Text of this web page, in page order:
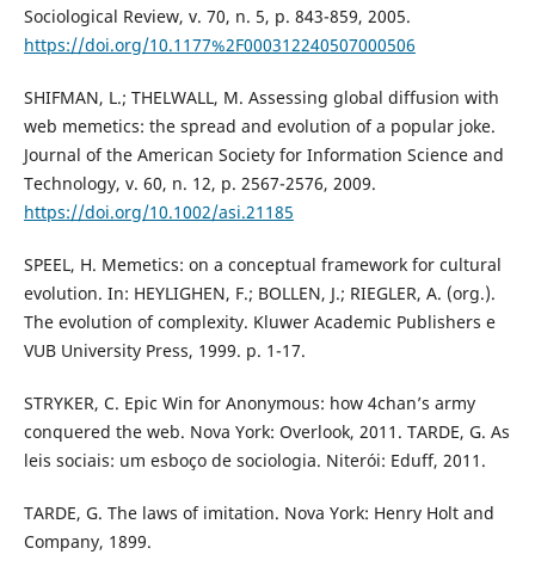
Sociological Review, v. 70, n. 5, p. 843-859, 2005.
https://doi.org/10.1177%2F000312240507000506
SHIFMAN, L.; THELWALL, M. Assessing global diffusion with
web memetics: the spread and evolution of a popular joke.
Journal of the American Society for Information Science and
Technology, v. 60, n. 12, p. 2567-2576, 2009.
https://doi.org/10.1002/asi.21185
SPEEL, H. Memetics: on a conceptual framework for cultural
evolution. In: HEYLIGHEN, F.; BOLLEN, J.; RIEGLER, A. (org.).
The evolution of complexity. Kluwer Academic Publishers e
VUB University Press, 1999. p. 1-17.
STRYKER, C. Epic Win for Anonymous: how 4chan’s army
conquered the web. Nova York: Overlook, 2011. TARDE, G. As
leis sociais: um esboço de sociologia. Niterói: Eduff, 2011.
TARDE, G. The laws of imitation. Nova York: Henry Holt and
Company, 1899.